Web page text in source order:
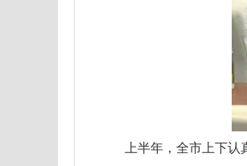
上半年，全市上下